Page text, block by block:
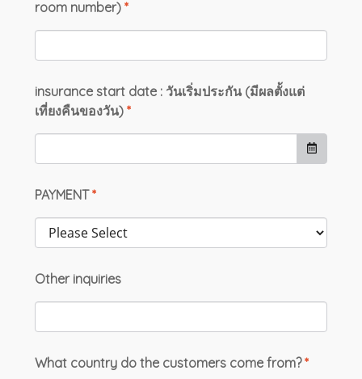
room number) *
insurance start date : วันเริ่มประกัน (มีผลตั้งแต่
เที่ยงคืนของวัน) *
PAYMENT *
Other inquiries
What country do the customers come from? *